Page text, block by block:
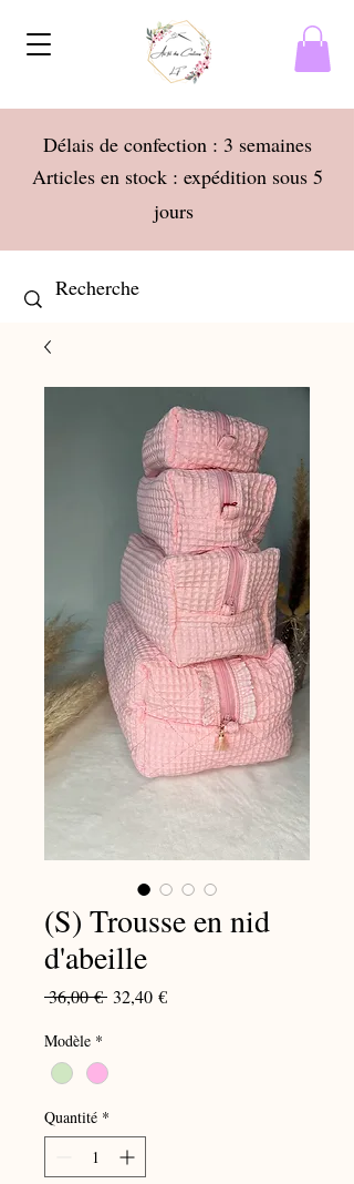
Délais de confection : 3 semaines
Articles en stock : expédition sous 5
jours
(S) Trousse en nid
d'abeille
36,00 € Prix
32,40 €Prix
Modèle *
Quantité *